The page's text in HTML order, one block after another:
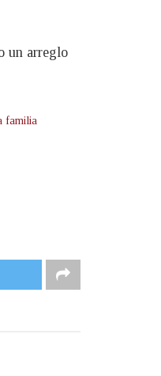
un arreglo
familia